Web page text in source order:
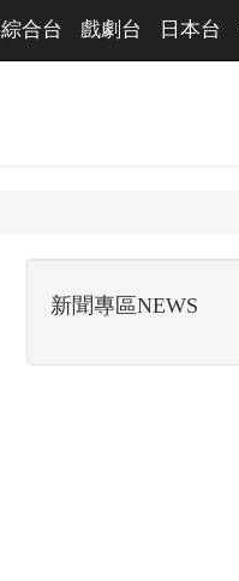
綜合台 戲劇台 日本台
新聞專區NEWS